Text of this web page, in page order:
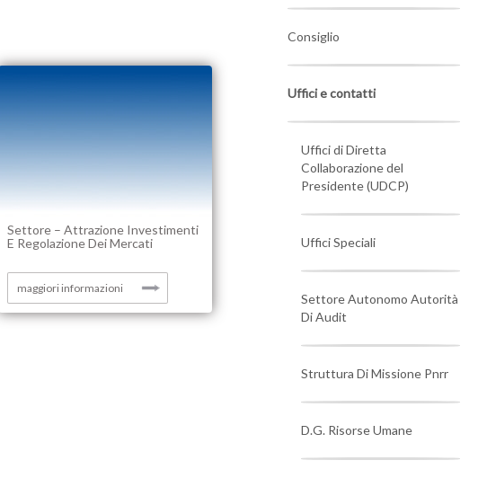
Settore – Attrazione Investimenti
E Regolazione Dei Mercati
maggiori informazioni
Consiglio
Uffici e contatti
Uffici di Diretta
Collaborazione del
Presidente (UDCP)
Uffici Speciali
Settore Autonomo Autorità
Di Audit
Struttura Di Missione Pnrr
D.G. Risorse Umane